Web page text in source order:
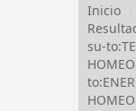
Inicio
su-